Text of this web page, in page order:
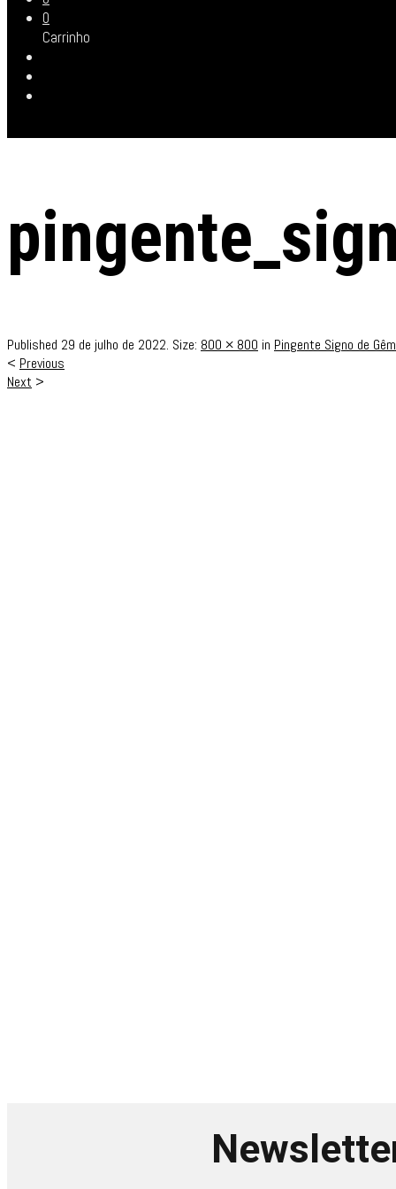
0
Carrinho
Published 29 de julho de 2022. Size: 800 × 800 in Pingente Signo de
< Previous
Next >